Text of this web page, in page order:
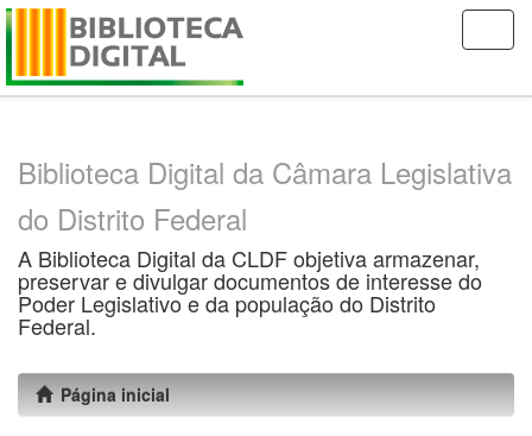
Skip
Biblioteca Digital da Câmara Legislativa
do Distrito Federal
A Biblioteca Digital da CLDF objetiva armazenar,
preservar e divulgar documentos de interesse do
Poder Legislativo e da população do Distrito
Federal.
Página inicial